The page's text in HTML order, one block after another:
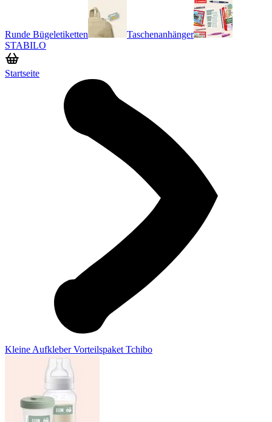
Runde Bügeletiketten
Taschenanhänger
STABILO
Startseite
Kleine Aufkleber Vorteilspaket Tchibo